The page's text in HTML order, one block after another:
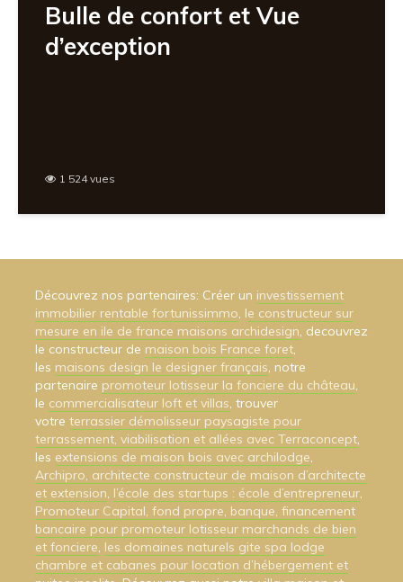
Bulle de confort et Vue
d’exception
1 524 vues
Découvrez nos partenaires: Créer un investissement
immobilier rentable fortunissimmo, le constructeur sur
mesure en ile de france maisons archidesign, decouvrez
le constructeur de maison bois France foret,
les maisons design le designer français, notre
partenaire promoteur lotisseur la fonciere du château,
le commercialisateur loft et villas, trouver
votre terrassier démolisseur paysagiste pour
terrassement, viabilisation et allées avec Terraconcept,
les extensions de maison bois avec archilodge,
Archipro, architecte constructeur de maison d’architecte
et extension, l’école des startups : école d’entrepreneur,
Promoteur Capital, fond propre, banque, financement
bancaire pour promoteur lotisseur marchands de bien
et fonciere, les domaines naturels gite spa lodge
chambre et cabanes pour location d’hébergement et